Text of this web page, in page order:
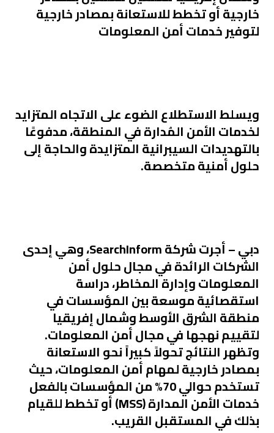
خارجيةأو تخطط للاستعانة بمصادر خارجية
لتوفير خدمات أمن المعلومات
ويسلط الاستطلاع الضوءعلىالاتجاه المتزايد
لخدمات الأمن المُدارة في المنطقة، مدفوعًا
بالتهديدات السيبرانية المتزايدة والحاجة إلى
حلول أمنية متخصصة.
دبي – أجرت شركة SearchInform، وهي إحدى
الشركات الرائدة في مجال حلول أمن
المعلومات وإدارة المخاطر، دراسة
استقصائية موسعة بين المؤسسات في
منطقة الشرق الأوسط وشمال إفريقيا
لتقييم نهجها في مجال أمن المعلومات.
وتظهر النتائج تحولاً كبيراً نحو الاستعانة
بمصادر خارجية لمهام أمن المعلومات، حيث
تستخدم حوالي 70% من المؤسسات بالفعل
خدمات الأمن المدارة (MSS) أو تخطط للقيام
بذلك في المستقبل القريب.